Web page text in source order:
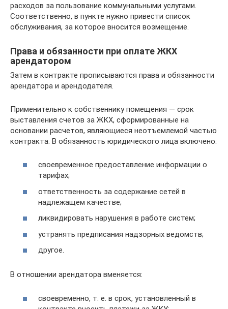
расходов за пользование коммунальными услугами.
Соответственно, в пункте нужно привести список
обслуживания, за которое вносится возмещение.
Права и обязанности при оплате ЖКХ
арендатором
Затем в контракте прописываются права и обязанности
арендатора и арендодателя.
Применительно к собственнику помещения — срок
выставления счетов за ЖКХ, сформированные на
основании расчетов, являющиеся неотъемлемой частью
контракта. В обязанность юридического лица включено:
своевременное предоставление информации о
тарифах;
ответственность за содержание сетей в
надлежащем качестве;
ликвидировать нарушения в работе систем;
устранять предписания надзорных ведомств;
другое.
В отношении арендатора вменяется:
своевременно, т. е. в срок, установленный в